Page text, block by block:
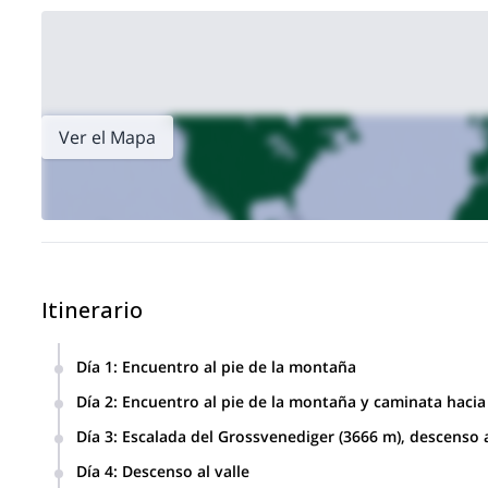
Ver el Mapa
Itinerario
Día 1: Encuentro al pie de la montaña
Día 2: Encuentro al pie de la montaña y caminata
furgoneta que la mayoría de los escaladores utilizan –
glaciar. Desde Johannishütte es una bonita caminata por
Día 3: Escalada del Grossvenediger (3666 m),
Día 4: Descenso al valle